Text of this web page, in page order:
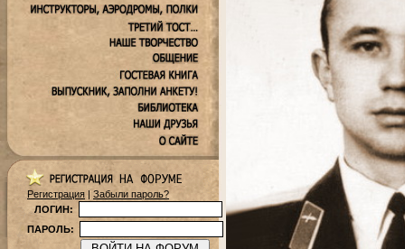
Регистрация | Забыли пароль?
ЛОГИН:
ПАРОЛЬ: